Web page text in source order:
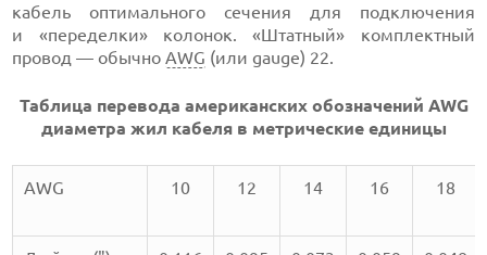
кабель оптимального сечения для подключения
и «переделки» колонок. «Штатный» комплектный
провод — обычноAWG (или gauge) 22.
Таблица перевода американских обозначений AWG
диаметра жил кабеля в метрические единицы
AWG 10 12 14 16 18